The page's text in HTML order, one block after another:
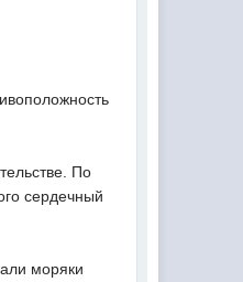
По
сердечный
моряки